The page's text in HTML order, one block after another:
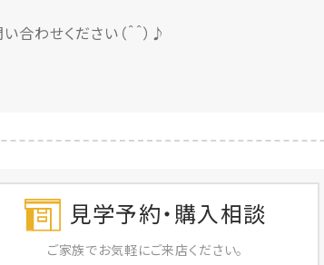
わせください（＾＾）♪
見学予約・購入相談
ご家族でお気軽にご来店ください。